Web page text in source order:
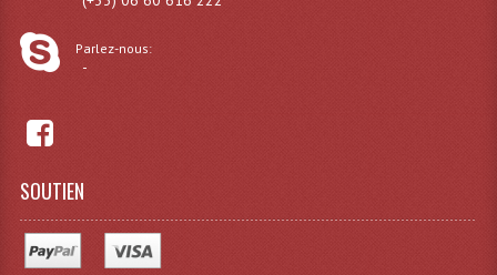
Parlez-nous:
-
SOUTIEN